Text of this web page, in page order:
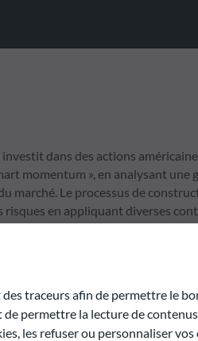
dans des actions
momentum », en analysant une
marché. Le processus de
en appliquant diverses
futures et ne sont pas
traceurs afin de permettre le
permettre la lecture de
les refuser ou personnaliser